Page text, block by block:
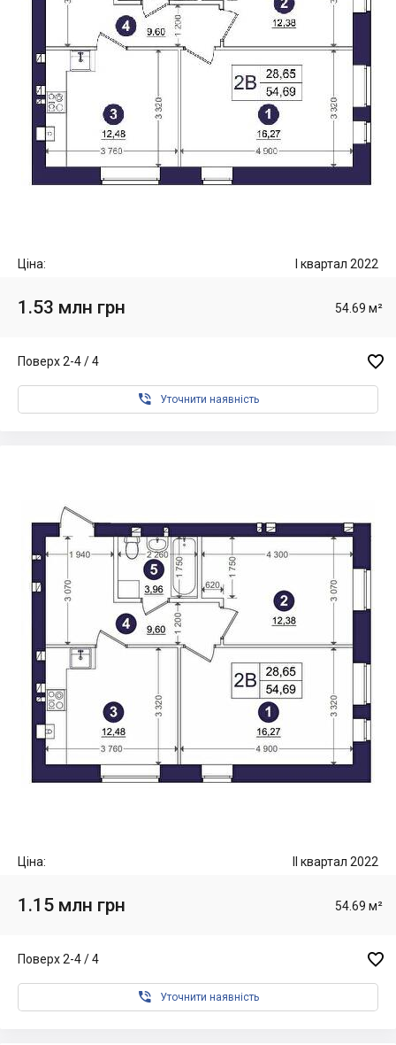
Ціна: I квартал 2022
1.53 млн грн 54.69 м²
Поверх 2-4 / 4 
 Уточнити наявність
Ціна: II квартал 2022
1.15 млн грн 54.69 м²
Поверх 2-4 / 4 
 Уточнити наявність